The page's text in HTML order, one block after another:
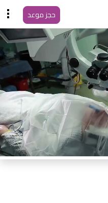
حجز موعد